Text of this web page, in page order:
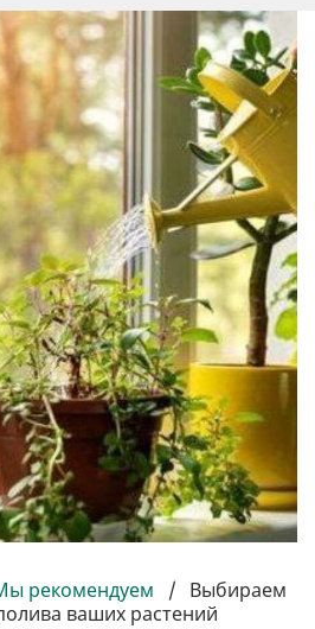
рекомендуем / Выбираем
ваших растений